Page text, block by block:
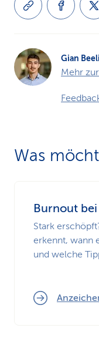
Gian Beeli
Mehr
Was
Burnout
Stark
erkennt, wann
und welche